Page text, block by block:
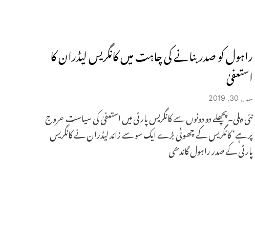
راہول کو صدر بنانے کی چاہت میں کانگریس لیڈران کا
استعفیٰ
جون 30, 2019
نئی دہلی۔پچھلے دو دونوں سے کانگریس پارٹی میں استعفیٰ کی سیاست عروج
پر ہے‘ کانگریس کے چھوٹی بڑے ایک سو سے زائد لیڈران نے کانگریس
پارٹی کے صدر راہول گاندھی